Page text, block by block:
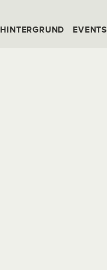
HINTERGRUND EVENTS